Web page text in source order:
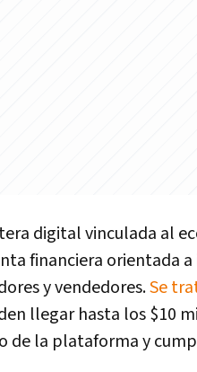
digital vinculada al
financiera orientada
y vendedores.Se
llegar hasta los $10
de la plataforma y